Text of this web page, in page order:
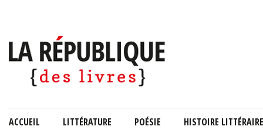
ACCUEIL LITTÉRATURE POÉSIE HISTOIRE LITTÉRAIRE